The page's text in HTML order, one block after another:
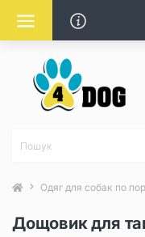
Одяг для собак по
Дощовик для